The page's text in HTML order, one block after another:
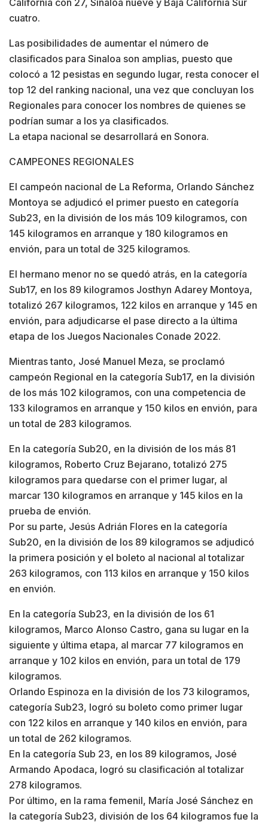
California con 27, Sinaloa nueve y Baja California Sur
cuatro.
Las posibilidades de aumentar el número de
clasificados para Sinaloa son amplias, puesto que
colocó a 12 pesistas en segundo lugar, resta conocer el
top 12 del ranking nacional, una vez que concluyan los
Regionales para conocer los nombres de quienes se
podrían sumar a los ya clasificados.
La etapa nacional se desarrollará en Sonora.
CAMPEONES REGIONALES
El campeón nacional de La Reforma, Orlando Sánchez
Montoya se adjudicó el primer puesto en categoría
Sub23, en la división de los más 109 kilogramos, con
145 kilogramos en arranque y 180 kilogramos en
envión, para un total de 325 kilogramos.
El hermano menor no se quedó atrás, en la categoría
Sub17, en los 89 kilogramos Josthyn Adarey Montoya,
totalizó 267 kilogramos, 122 kilos en arranque y 145 en
envión, para adjudicarse el pase directo a la última
etapa de los Juegos Nacionales Conade 2022.
Mientras tanto, José Manuel Meza, se proclamó
campeón Regional en la categoría Sub17, en la división
de los más 102 kilogramos, con una competencia de
133 kilogramos en arranque y 150 kilos en envión, para
un total de 283 kilogramos.
En la categoría Sub20, en la división de los más 81
kilogramos, Roberto Cruz Bejarano, totalizó 275
kilogramos para quedarse con el primer lugar, al
marcar 130 kilogramos en arranque y 145 kilos en la
prueba de envión.
Por su parte, Jesús Adrián Flores en la categoría
Sub20, en la división de los 89 kilogramos se adjudicó
la primera posición y el boleto al nacional al totalizar
263 kilogramos, con 113 kilos en arranque y 150 kilos
en envión.
En la categoría Sub23, en la división de los 61
kilogramos, Marco Alonso Castro, gana su lugar en la
siguiente y última etapa, al marcar 77 kilogramos en
arranque y 102 kilos en envión, para un total de 179
kilogramos.
Orlando Espinoza en la división de los 73 kilogramos,
categoría Sub23, logró su boleto como primer lugar
con 122 kilos en arranque y 140 kilos en envión, para
un total de 262 kilogramos.
En la categoría Sub 23, en los 89 kilogramos, José
Armando Apodaca, logró su clasificación al totalizar
278 kilogramos.
Por último, en la rama femenil, María José Sánchez en
la categoría Sub23, división de los 64 kilogramos fue la